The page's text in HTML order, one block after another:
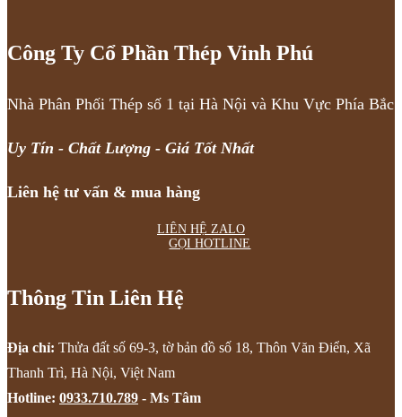
Công Ty Cổ Phần Thép Vinh Phú
Nhà Phân Phối Thép số 1 tại Hà Nội và Khu Vực Phía Bắc
Uy Tín - Chất Lượng - Giá Tốt Nhất
Liên hệ tư vấn & mua hàng
LIÊN HỆ ZALO
GỌI HOTLINE
Thông Tin Liên Hệ
Địa chỉ: Thửa đất số 69-3, tờ bản đồ số 18, Thôn Văn Điển, Xã
Thanh Trì, Hà Nội, Việt Nam
Hotline: 0933.710.789 - Ms Tâm